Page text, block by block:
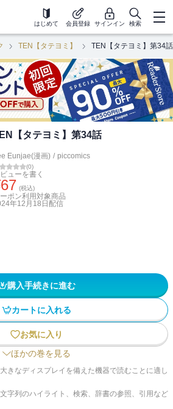
はじめて 会員登録 サインイン 検索
TEN【タテヨミ】 TEN【タテヨミ】第34話
【タテヨミ】第34話
Eunjae(漫画) / piccomics
(0)
ューを書く
67 (税込)
ポン利用対象商品
年12月18日 配信
購入手続きに進む
カートに入れる
お気に入り
ほかの巻を見る
きなディスプレイを備えた機器で読むことに適し
字列のハイライト、検索、辞書の参照、引用など